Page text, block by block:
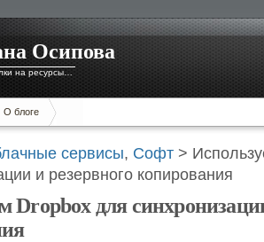
Осипова
на ресурсы…
О блоге
сервисы, Софт >
и резервного копирования
Dropbox для